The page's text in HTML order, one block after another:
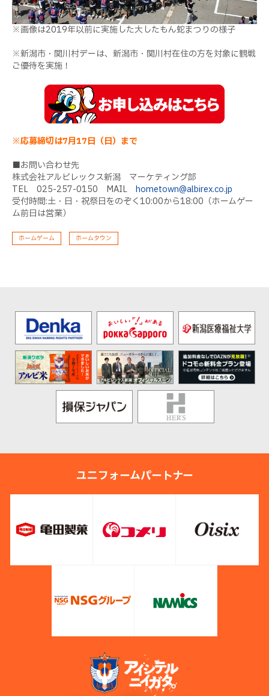
※画像は2019年以前に実施した大したもん蛇まつりの様子
※新潟市・関川村デーは、新潟市・関川村在住の方を対象に観戦
ご優待を実施！
※応募締切は7月17日（日）まで
■お問い合わせ先
株式会社アルビレックス新潟 マーケティング部
TEL 025-257-0150 MAIL hometown@albirex.co.jp
受付時間:土・日・祝祭日をのぞく10:00から18:00（ホームゲー
ム前日は営業）
ホームゲーム ホームタウン
ユニフォームパートナー